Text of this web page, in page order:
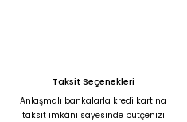
Taksit Seçenekleri
Anlaşmalı bankalarla kredi kartına
taksit imkânı sayesinde bütçenizi